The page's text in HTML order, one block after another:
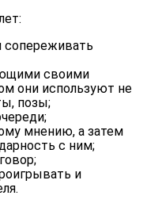
сопереживать
своими
они используют не
позы;
мнению, а затем
с ним;
и